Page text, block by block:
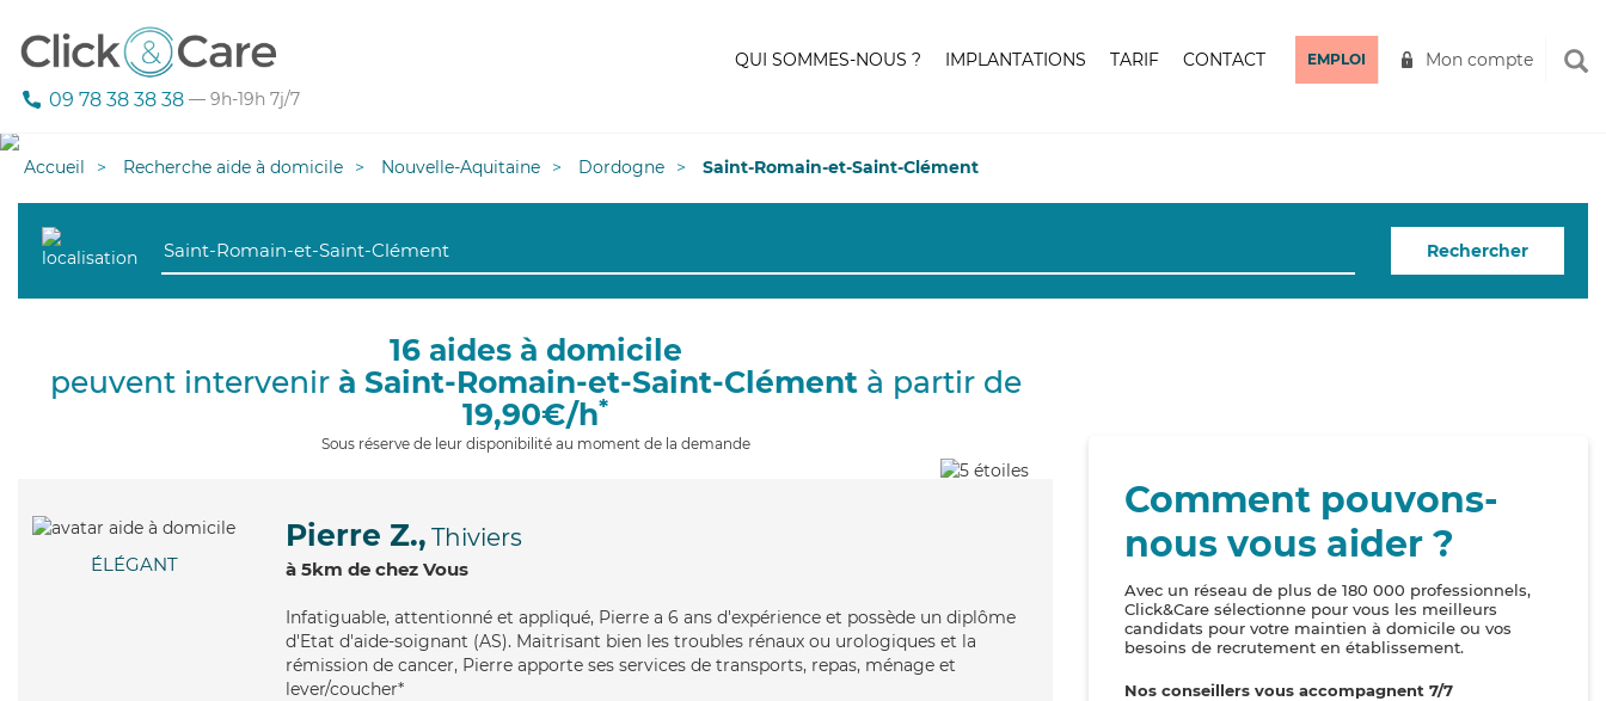
09 78 38 38 38 — 9h-19h 7j/7
QUI SOMMES-NOUS ? IMPLANTATIONS TARIF CONTACT EMPLOI Mon compte
Accueil Recherche aide à domicile Nouvelle-Aquitaine Dordogne Saint-Romain-et-Saint-Clément
Rechercher
16 aides à domicile
peuvent intervenir à Saint-Romain-et-Saint-Clémentà partir de
19,90€/h*
Sous réserve de leur disponibilité au moment de la demande
ÉLÉGANT
Pierre Z., Thiviers
à 5km de chez Vous
Infatiguable, attentionné et appliqué, Pierre a 6 ans d'expérience et possède un diplôme
d'Etat d'aide-soignant (AS). Maitrisant bien les troubles rénaux ou urologiques et la
rémission de cancer, Pierre apporte ses services de transports, repas, ménage et
lever/coucher*
Comment pouvons-
nous vous aider ?
Avec un réseau de plus de 180 000 professionnels,
Click&Care sélectionne pour vous les meilleurs
candidats pour votre maintien à domicile ou vos
besoins de recrutement en établissement.
Nos conseillers vous accompagnent 7/7